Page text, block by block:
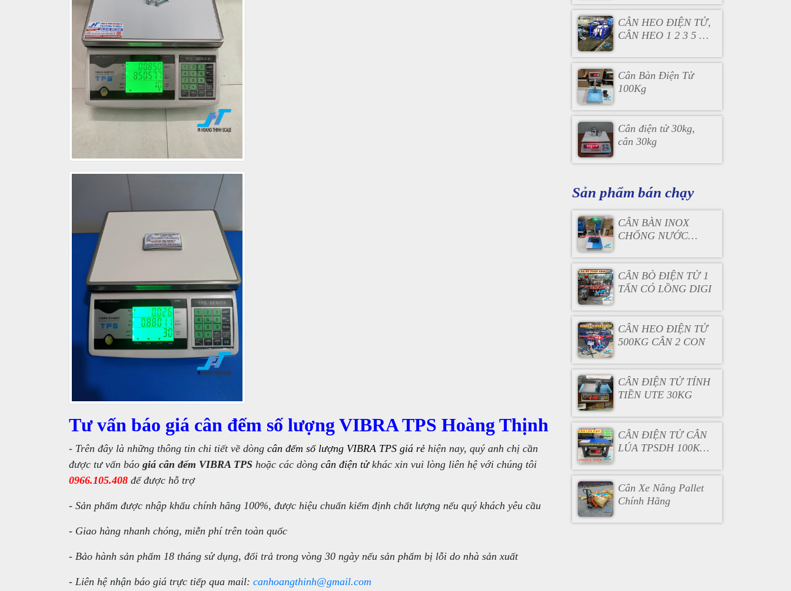
Tư vấn báo giá cân đếm số lượng VIBRA TPS Hoàng Thịnh
- Trên đây là những thông tin chi tiết về dòng cân đếm số lượng VIBRA TPS giá rẻ hiện nay, quý anh chị cần
được tư vấn báo giá cân đếm VIBRA TPS hoặc các dòng cân điện tửkhác xin vui lòng liên hệ với chúng tôi
0966.105.408 để được hỗ trợ
- Sản phẩm được nhập khẩu chính hãng 100%, được hiệu chuẩn kiểm định chất lượng nếu quý khách yêu cầu
- Giao hàng nhanh chóng, miễn phí trên toàn quốc
- Bảo hành sản phẩm 18 tháng sử dụng, đổi trả trong vòng 30 ngày nếu sản phẩm bị lỗi do nhà sản xuất
- Liên hệ nhận báo giá trực tiếp qua mail: canhoangthinh@gmail.com
CÂN HEO ĐIỆN TỬ,
CÂN HEO 1 2 3 5 10
Cân Bàn Điện Tử
100Kg
Cân điện tử 30kg,
cân 30kg
Sản phẩm bán chạy
CÂN BÀN INOX
CHỐNG NƯỚC
CÂN BÒ ĐIỆN TỬ 1
TẤN CÓ LỒNG DIGI
CÂN HEO ĐIỆN TỬ
500KG CÂN 2 CON
CÂN ĐIỆN TỬ TÍNH
TIỀN UTE 30KG
CÂN ĐIỆN TỬ CÂN
LÚA TPSDH 100KG
Cân Xe Nâng Pallet
Chính Hãng